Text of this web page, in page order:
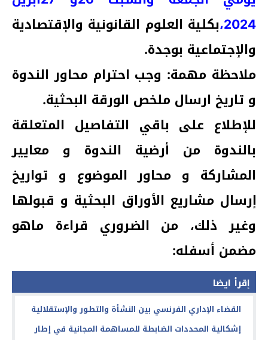
2024، بكلية العلوم القانونية والإقتصادية
والإجتماعية بوجدة.
ملاحظة مهمة: وجب احترام محاور الندوة
و تاريخ ارسال ملخص الورقة البحثية.
للإطلاع على باقي التفاصيل المتعلقة
بالندوة من أرضية الندوة و معايير
المشاركة و محاور الموضوع و تواريخ
إرسال مشاريع الأوراق البحثية و قبولها
وغير ذلك، من الضروري قراءة ماهو
مضمن أسفله:
إقرأ ايضا
القضاء الإداري الفرنسي بين النشأة والتطور والإستقلالية
إشكالية المحددات الضابطة للمساهمة المجانية في إطار